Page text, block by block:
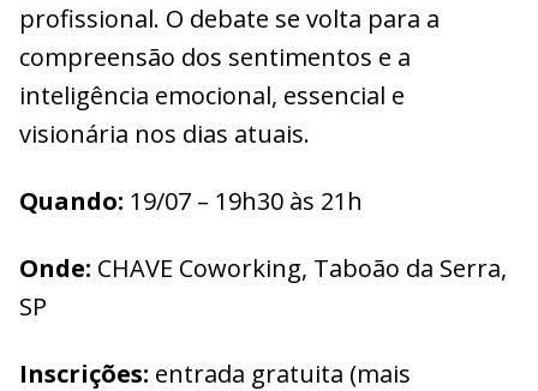
profissional. O debate se volta para a
compreensão dos sentimentos e a
inteligência emocional, essencial e
visionária nos dias atuais.
Quando: 19/07 – 19h30 às 21h
Onde: CHAVE Coworking, Taboão da Serra,
SP
Inscrições: entrada gratuita (mais